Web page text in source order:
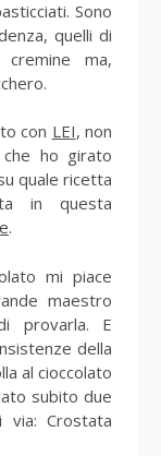
Sono
quelli di
ma,
con LEI, non
ho girato
quale ricetta
in questa
.
mi piace
maestro
provarla. E
della
al cioccolato
subito due
via: Crostata